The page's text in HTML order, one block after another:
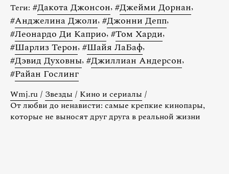
Теги: #Дакота Джонсон, #Джейми Дорнан,
#Анджелина Джоли, #Джонни Депп,
#Леонардо Ди Каприо, #Том Харди,
#Шарлиз Терон, #Шайя ЛаБаф,
#Дэвид Духовны, #Джиллиан Андерсон,
#Райан Гослинг
Wmj.ru / Звезды / Кино и сериалы /
От любви до ненависти: самые крепкие кинопары,
которые не выносят друг друга в реальной жизни